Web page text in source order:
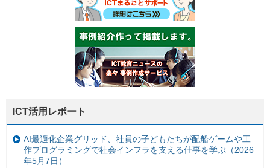
ICT活用レポート
AI最適化企業グリッド、社員の子どもたちが配船ゲームや工
作プログラミングで社会インフラを支える仕事を学ぶ（2026
年5月7日）